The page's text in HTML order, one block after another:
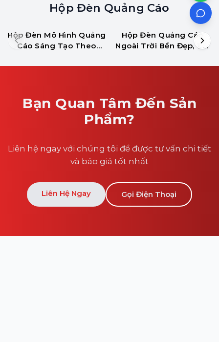
Hộp Đèn Quảng Cáo
Hộp Đèn Mô Hình Quảng
Cáo Sáng Tạo Theo
Hộp Đèn Quảng Cáo
Ngoài Trời Bền Đẹp, Thi
Bạn Quan Tâm Đến Sản
Phẩm?
Liên hệ ngay với chúng tôi để được tư vấn chi tiết
và báo giá tốt nhất
Liên Hệ Ngay Gọi Điện Thoại